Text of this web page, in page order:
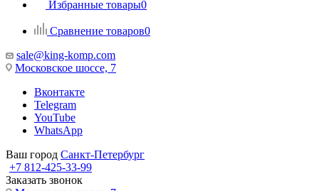
Избранные товары0
Сравнение товаров0
sale@king-komp.com
Московское шоссе, 7
Вконтакте
Telegram
YouTube
WhatsApp
Ваш город Санкт-Петербург
+7 812-425-33-99
Заказать звонок